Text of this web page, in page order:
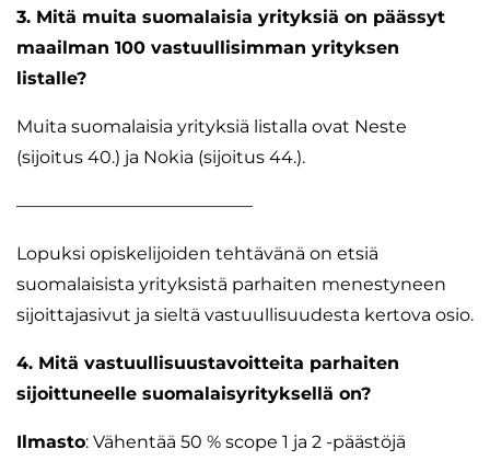
3. Mitä muita suomalaisia yrityksiä on päässyt
maailman 100 vastuullisimman yrityksen
listalle?
Muita suomalaisia yrityksiä listalla ovat Neste
(sijoitus 40.) ja Nokia (sijoitus 44.).
—————————————–
Lopuksi opiskelijoiden tehtävänä on etsiä
suomalaisista yrityksistä parhaiten menestyneen
sijoittajasivut ja sieltä vastuullisuudesta kertova osio.
4. Mitä vastuullisuustavoitteita parhaiten
sijoittuneelle suomalaisyrityksellä on?
Ilmasto: Vähentää 50 % scope 1 ja 2 -päästöjä